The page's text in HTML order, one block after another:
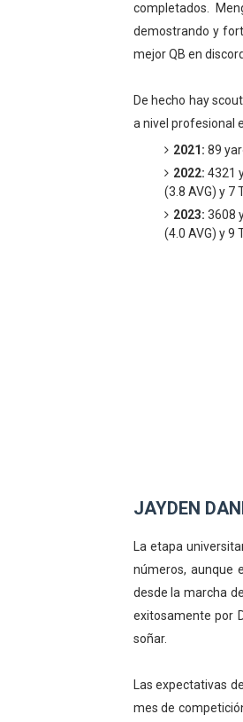
completados.
demostrando y
mejor QB en
De hecho hay
a nivel profesional
2021: 89
2022: 4321
(3.8 AVG) y 7
2023: 3608
(4.0 AVG) y 9
JAYDEN
La etapa
números, aunque
desde la marcha
exitosamente por
soñar.
Las expectativas
mes de